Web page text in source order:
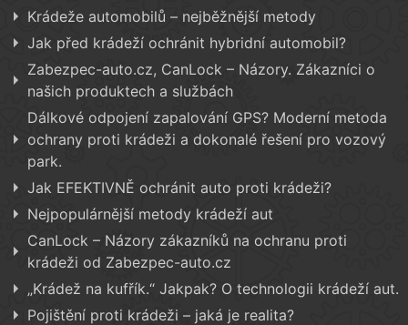
Krádeže automobilů – nejběžnější metody
Jak před krádeží ochránit hybridní automobil?
Zabezpec-auto.cz, CanLock – Názory. Zákazníci o
našich produktech a službách
Dálkové odpojení zapalování GPS? Moderní metoda
ochrany proti krádeži a dokonalé řešení pro vozový
park.
Jak EFEKTIVNĚ ochránit auto proti krádeži?
Nejpopulárnější metody krádeží aut
CanLock – Názory zákazníků na ochranu proti
krádeži od Zabezpec-auto.cz
„Krádež na kufřík.“ Jakpak? O technologii krádeží aut.
Pojištění proti krádeži – jaká je realita?